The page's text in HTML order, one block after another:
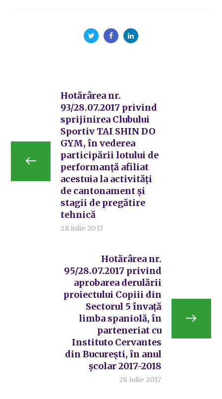
Hotărârea nr.
93/28.07.2017 privind
sprijinirea Clubului
Sportiv TAI SHIN DO
GYM, în vederea
participării lotului de
performanță afiliat
acestuia la activități
de cantonament și
stagii de pregătire
tehnică
28 iulie 2017
Hotărârea nr.
95/28.07.2017 privind
aprobarea derulării
proiectului Copiii din
Sectorul 5 învață
limba spaniolă, în
parteneriat cu
Instituto Cervantes
din București, în anul
școlar 2017-2018
28 iulie 2017